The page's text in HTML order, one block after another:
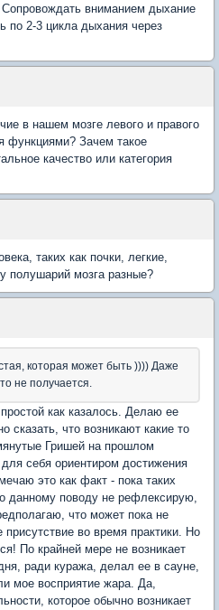
вниманием дыхание
по 2-3 цикла дыхания через
в нашем мозге левого и правого
функциями? Зачем такое
качество или категория
таких как почки, легкие,
полушарий мозга разные?
которая может быть )))) Даже
не получается.
как казалось. Делаю ее
сказать, что возникают какие то
Гришей на прошлом
себя ориентиром достижения
это как факт - пока таких
данному поводу не рефлексирую,
что может пока не
присутствие во время практики. Но
По крайней мере не возникает
ради куража, делал ее в сауне,
мое восприятие жара. Да,
которое обычно возникает